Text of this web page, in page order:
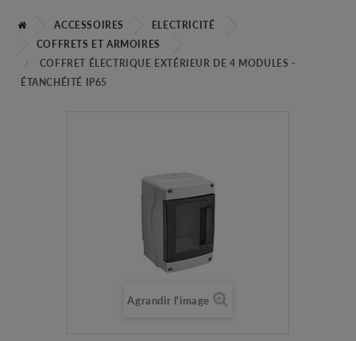
ACCESSOIRES
ELECTRICITÉ
COFFRETS ET ARMOIRES
COFFRET ÉLECTRIQUE EXTÉRIEUR DE 4 MODULES -
ÉTANCHÉITÉ IP65
Agrandir l'image